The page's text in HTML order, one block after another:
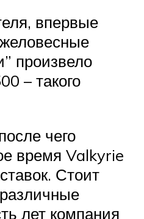
впервые
произвело
– такого
чего
время Valkyrie
Стоит
лет компания